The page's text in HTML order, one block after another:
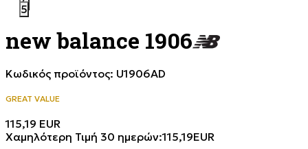
5
new balance 1906
Κωδικός προϊόντος: U1906AD
GREAT VALUE
115,19 EUR
Χαμηλότερη Τιμή 30 ημερών:115,19EUR